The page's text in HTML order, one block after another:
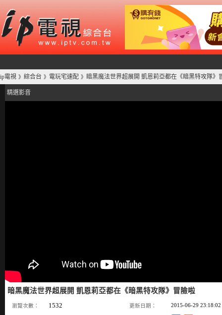
ip電視 》 綜合台 》 電玩宅速配 》 暗黑魔法世界超展開 凱恩莉亞都在《暗黑特攻隊》
精選影音
暗黑魔法世界超展開 凱恩莉亞都在《暗黑特攻隊》冒險啦
瀏覽次數： 1532 更新日期： 2015-06-29 23:18:02